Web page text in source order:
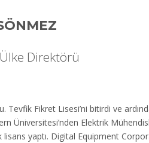
Direktörü
Tevfik Fikret Lisesi’ni bitirdi ve
Üniversitesi’nden Elektrik
lisans yaptı. Digital Equipment